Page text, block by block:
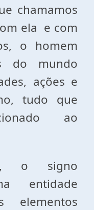
chamamos
ela e com
o homem
do mundo
ações e
tudo que
ao
o signo
entidade
elementos